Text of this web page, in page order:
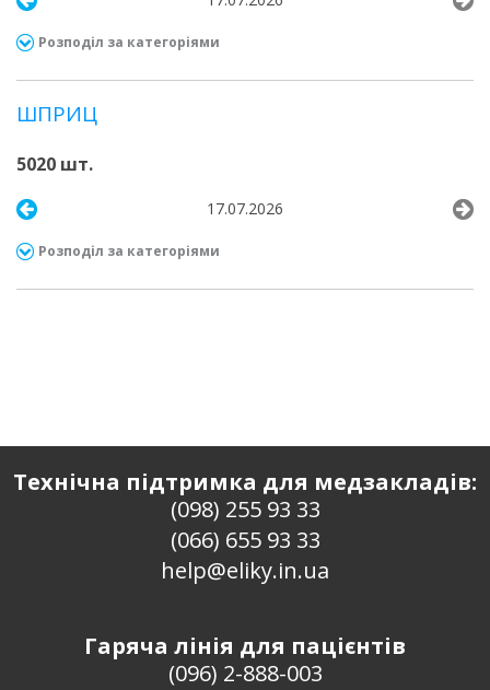
Розподіл за категоріями
ШПРИЦ
5020 шт.
17.07.2026
Розподіл за категоріями
Технічна підтримка для медзакладів:
(098) 255 93 33
(066) 655 93 33
help@eliky.in.ua
Гаряча лінія для пацієнтів
(096) 2-888-003